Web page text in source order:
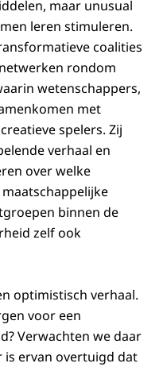
maar unusual
leren stimuleren.
coalities
rondom
wetenschappers,
met
spelers. Zij
verhaal en
over welke
binnen de
zelf ook
optimistisch verhaal.
voor een
Verwachten we daar
is ervan overtuigd dat